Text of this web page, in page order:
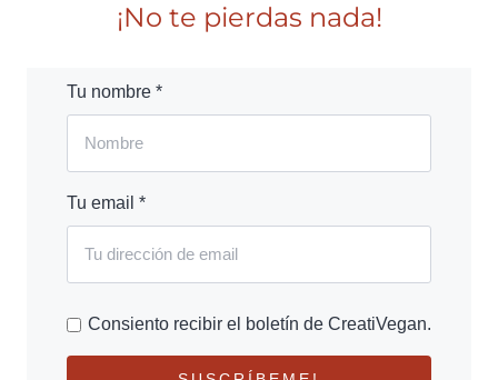
¡No te pierdas nada!
Tu nombre *
Tu email *
Consiento recibir el boletín de CreatiVegan.